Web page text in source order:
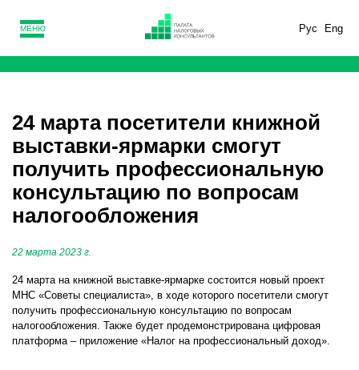
Рус Eng
МЕНЮ
24 марта посетители книжной
выставки-ярмарки смогут
получить профессиональную
консультацию по вопросам
налогообложения
22 марта 2023 г.
24 марта на книжной выставке-ярмарке состоится новый проект
МНС «Советы специалиста», в ходе которого посетители смогут
получить профессиональную консультацию по вопросам
налогообложения. Также будет продемонстрирована цифровая
платформа – приложение «Налог на профессиональный доход».